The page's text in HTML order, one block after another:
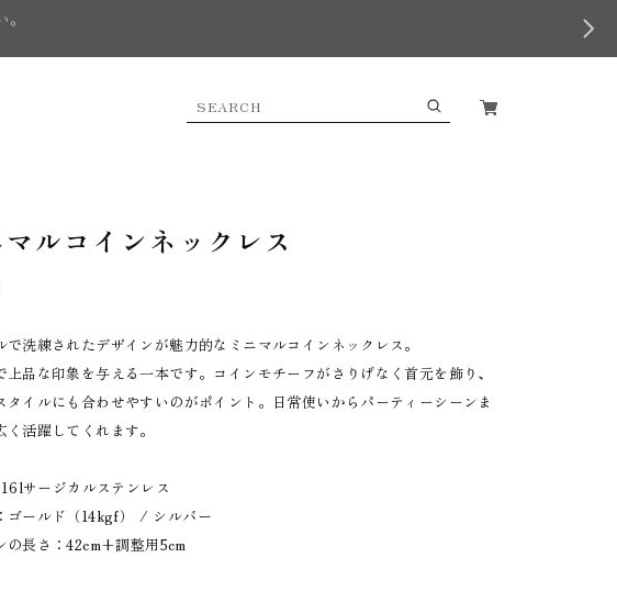
マルコインネックレス
で洗練されたデザインが魅力的なミニマルコインネックレス。
上品な印象を与える一本です。コインモチーフがさりげなく首元を飾り、
タイルにも合わせやすいのがポイント。日常使いからパーティーシーンま
く活躍してくれます。
サージカルステンレス
ゴールド（14kgf） / シルバー
の長さ：42cm+調整用5cm